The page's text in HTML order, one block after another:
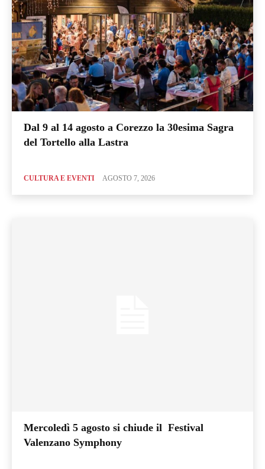
Dal 9 al 14 agosto a Corezzo la 30esima Sagra
del Tortello alla Lastra
CULTURA E EVENTI AGOSTO 7, 2026
Mercoledì 5 agosto si chiude il Festival
Valenzano Symphony